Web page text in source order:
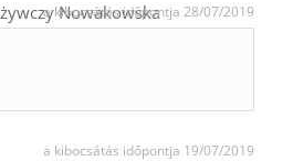
Nowakowska
a kibocsátás időpontja 28/07/2019
a kibocsátás időpontja 19/07/2019